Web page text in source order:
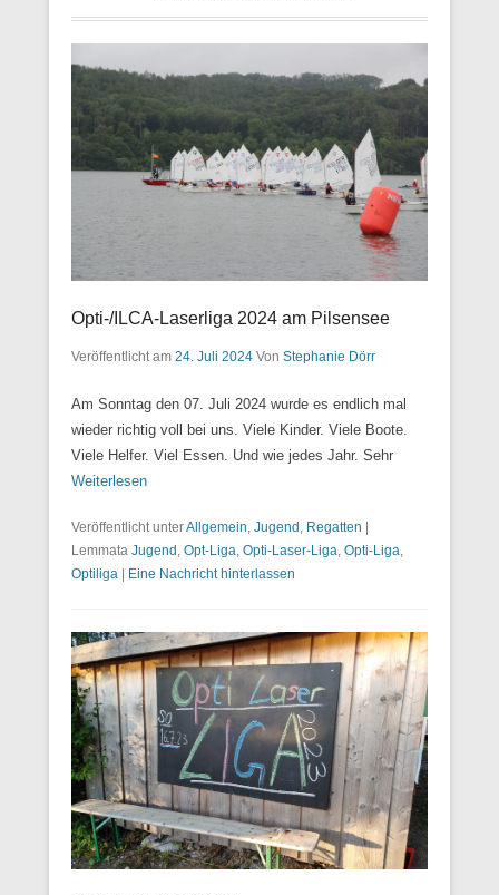
Opti-/ILCA-Laserliga 2024 am Pilsensee
Veröffentlicht am 24. Juli 2024 Von Stephanie Dörr
Am Sonntag den 07. Juli 2024 wurde es endlich mal
wieder richtig voll bei uns. Viele Kinder. Viele Boote.
Viele Helfer. Viel Essen. Und wie jedes Jahr. Sehr
Weiterlesen
Veröffentlicht unterAllgemein, Jugend , Regatten
Lemmata Jugend , Opt-Liga, Opti-Laser-Liga, Opti-Liga,
Optiliga
Eine Nachricht hinterlassen